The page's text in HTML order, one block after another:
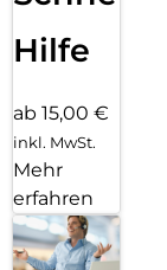
Hilfe
ab 15,00 €
inkl. MwSt.
Mehr
erfahren